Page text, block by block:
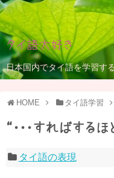
タイ語大好き
日本国内でタイ語を学習す
HOME タイ語学習
“・・・すればするほ
タイ語の表現